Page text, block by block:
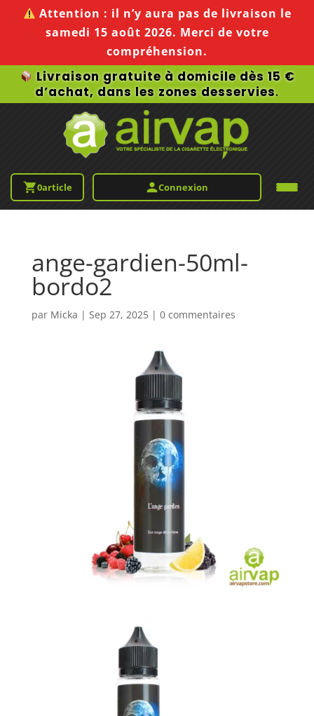
Attention : il n’y aura pas de livraison le
samedi 15 août 2026. Merci de votre
compréhension.
Livraison gratuite à domicile dès 15 €
d’achat, dans les zones desservies.
0article Connexion
ange-gardien-50ml-
bordo2
par Micka | Sep 27, 2025| 0 commentaires